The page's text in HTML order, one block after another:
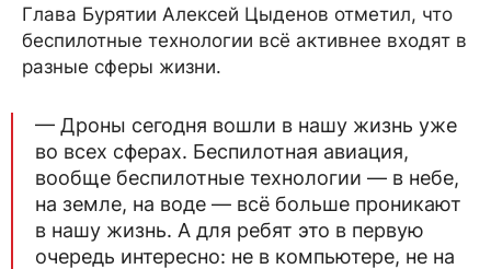
Глава Бурятии Алексей Цыденов отметил, что
беспилотные технологии всё активнее входят в
разные сферы жизни.
— Дроны сегодня вошли в нашу жизнь уже
во всех сферах. Беспилотная авиация,
вообще беспилотные технологии — в небе,
на земле, на воде — всё больше проникают
в нашу жизнь. А для ребят это в первую
очередь интересно: не в компьютере, не на